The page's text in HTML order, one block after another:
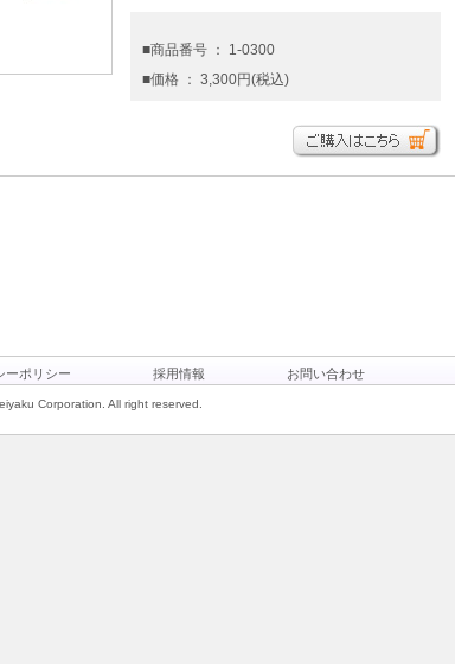
■商品番号 ： 1-0300
■価格 ： 3,300円(税込)
ーポリシー 採用情報 お問い合わせ
Corporation. All right reserved.